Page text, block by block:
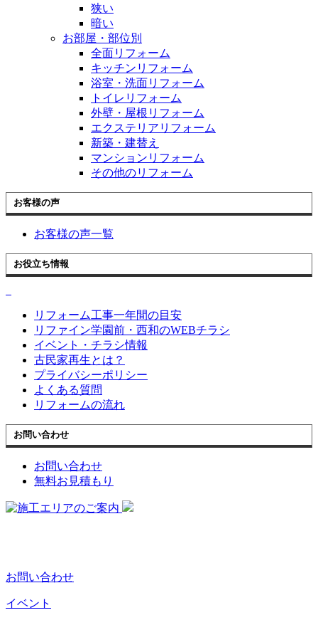
狭い
暗い
お部屋・部位別
全面リフォーム
キッチンリフォーム
浴室・洗面リフォーム
トイレリフォーム
外壁・屋根リフォーム
エクステリアリフォーム
新築・建替え
マンションリフォーム
その他のリフォーム
お客様の声
お客様の声一覧
お役立ち情報
リフォーム工事一年間の目安
リファイン学園前・西和のWEBチラシ
イベント・チラシ情報
古民家再生とは？
プライバシーポリシー
よくある質問
リフォームの流れ
お問い合わせ
お問い合わせ
無料お見積もり
お問い合わせ
イベント